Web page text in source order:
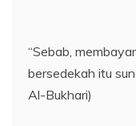
“Sebab,
bersedekah itu
Al-Bukhari)